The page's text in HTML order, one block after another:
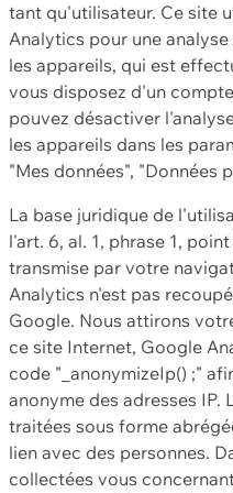
tant qu'utilisateur. Ce site
Analytics pour une
les appareils, qui est
vous disposez d'un
pouvez désactiver
les appareils dans les
"Mes données", "Données
La base juridique de
l'art. 6, al. 1, phrase 1,
transmise par votre
Analytics n'est pas
Google. Nous attirons
ce site Internet, Google
code "_anonymizeIp() ;"
anonyme des adresses IP.
traitées sous forme
lien avec des personnes.
collectées vous